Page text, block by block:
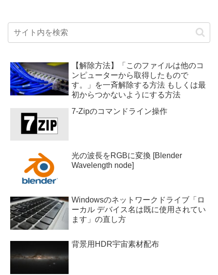
【解除方法】「このファイルは他のコ
ンピューターから取得したもので
す。」を一斉解除する方法 もしくは最
初からつかないようにする方法
7-Zipのコマンドライン操作
光の波長をRGBに変換 [Blender
Wavelength node]
Windowsのネットワークドライブ「ロ
ーカル デバイス名は既に使用されてい
ます」の直し方
背景用HDR宇宙素材配布